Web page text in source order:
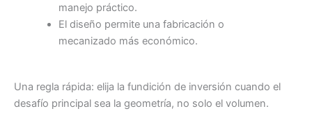
manejo práctico.
El diseño permite una fabricación o
mecanizado más económico.
Una regla rápida: elija la fundición de inversión cuando el
desafío principal sea la geometría, no solo el volumen.